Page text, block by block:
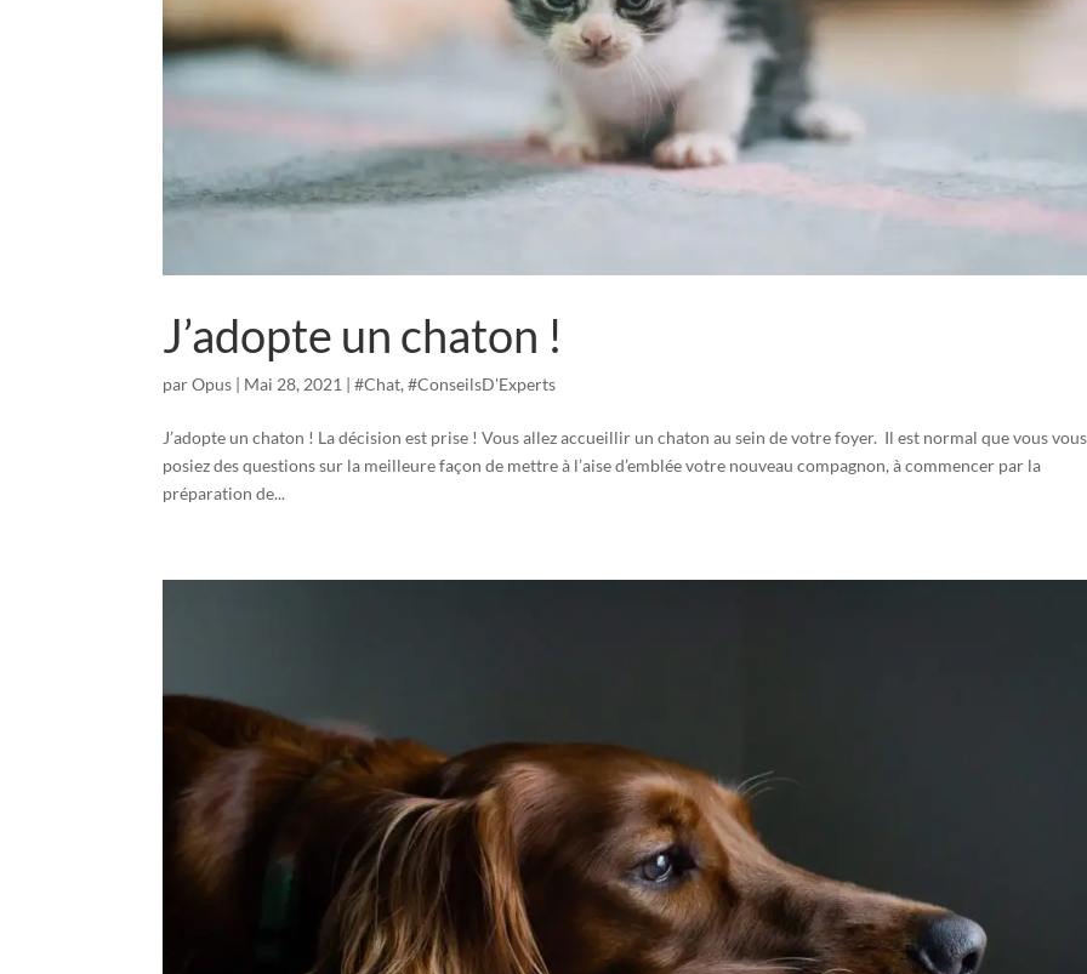
J’adopte un chaton !
parOpus | Mai 28, 2021 |#Chat,#ConseilsD'Experts
J’adopte un chaton ! La décision est prise ! Vous allez accueillir un chaton au sein de votre foyer. Il est normal que vous vous
posiez des questions sur la meilleure façon de mettre à l’aise d’emblée votre nouveau compagnon, à commencer par la
préparation de...